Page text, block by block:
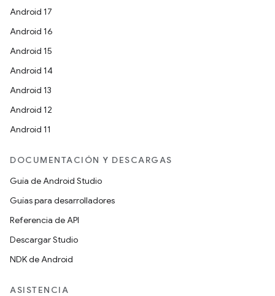
Android 17
Android 16
Android 15
Android 14
Android 13
Android 12
Android 11
DOCUMENTACIÓN Y DESCARGAS
Guía de Android Studio
Guías para desarrolladores
Referencia de API
Descargar Studio
NDK de Android
ASISTENCIA